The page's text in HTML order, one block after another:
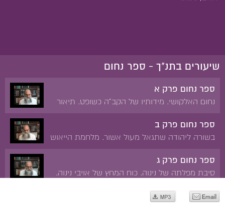
שיעורים בתנ"ך - ספר נחום
ספר נחום פרק א
נחום האלקושי. מידותיו של הקב"ה כשופט. תיאור
אויבי ה' יאבדו וחסידיו ינצלו. חורבן נינוה.
ספר נחום פרק ב
בשורה ליהודה שתגאל מעול אשור. מלחמת הייאוש
ספר נחום פרק ג
סיבת מפלתה של נינוה. כוח המחץ של אויבי נינוה.
מפלתה של נינוה.